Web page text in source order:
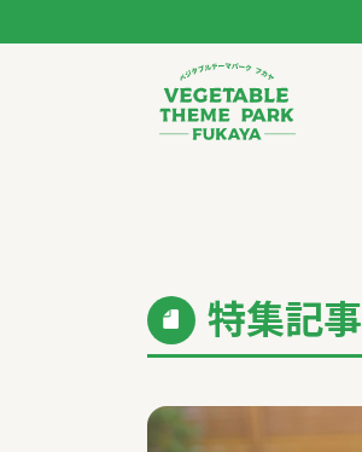
スポット
イベント
特集記事